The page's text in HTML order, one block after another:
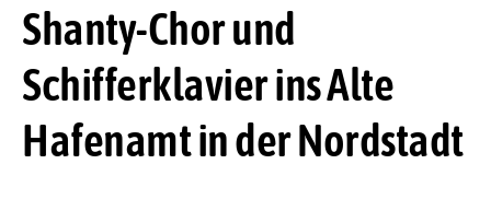
Shanty-Chor und
Schifferklavier ins Alte
Hafenamt in der Nordstadt